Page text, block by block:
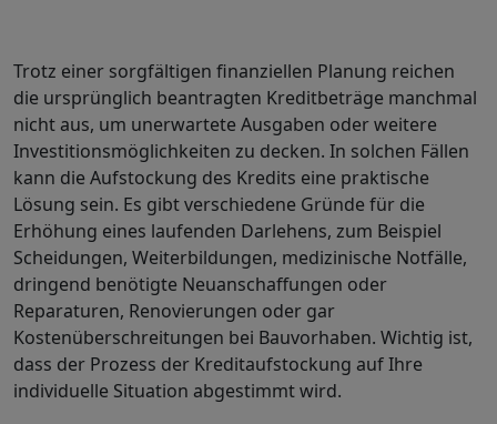
Trotz einer sorgfältigen finanziellen Planung reichen
die ursprünglich beantragten Kreditbeträge manchmal
nicht aus, um unerwartete Ausgaben oder weitere
Investitionsmöglichkeiten zu decken. In solchen Fällen
kann die Aufstockung des Kredits eine praktische
Lösung sein. Es gibt verschiedene Gründe für die
Erhöhung eines laufenden Darlehens, zum Beispiel
Scheidungen, Weiterbildungen, medizinische Notfälle,
dringend benötigte Neuanschaffungen oder
Reparaturen, Renovierungen oder gar
Kostenüberschreitungen bei Bauvorhaben. Wichtig ist,
dass der Prozess der Kreditaufstockung auf Ihre
individuelle Situation abgestimmt wird.